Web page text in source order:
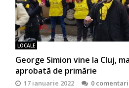
LOCALE
George Simion vine la Cluj,
aprobată de primărie
17 ianuarie 2022 0